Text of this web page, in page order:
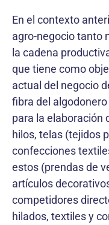
En el contexto
agro-negocio tanto
la cadena
que tiene como
actual del negocio
fibra del
para la elaboración
hilos, telas (tejidos
confecciones
estos (prendas de
artículos
competidores
hilados, textiles y